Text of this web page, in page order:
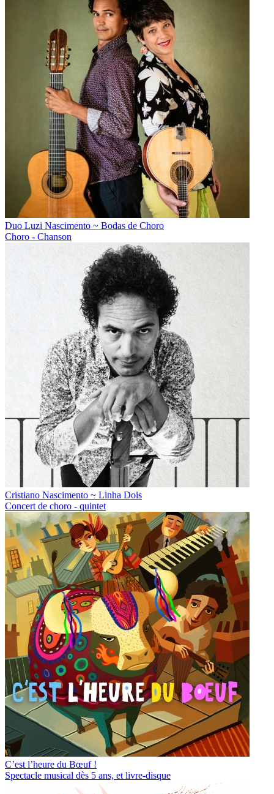
Duo Luzi Nascimento ~ Bodas de Choro
Choro - Chanson
Cristiano Nascimento ~ Linha Dois
Concert de choro - quintet
C’est l’heure du Bœuf !
Spectacle musical dès 5 ans, et livre-disque